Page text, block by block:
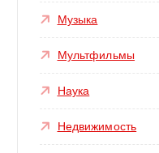
Музыка
Мультфильмы
Наука
Недвижимость